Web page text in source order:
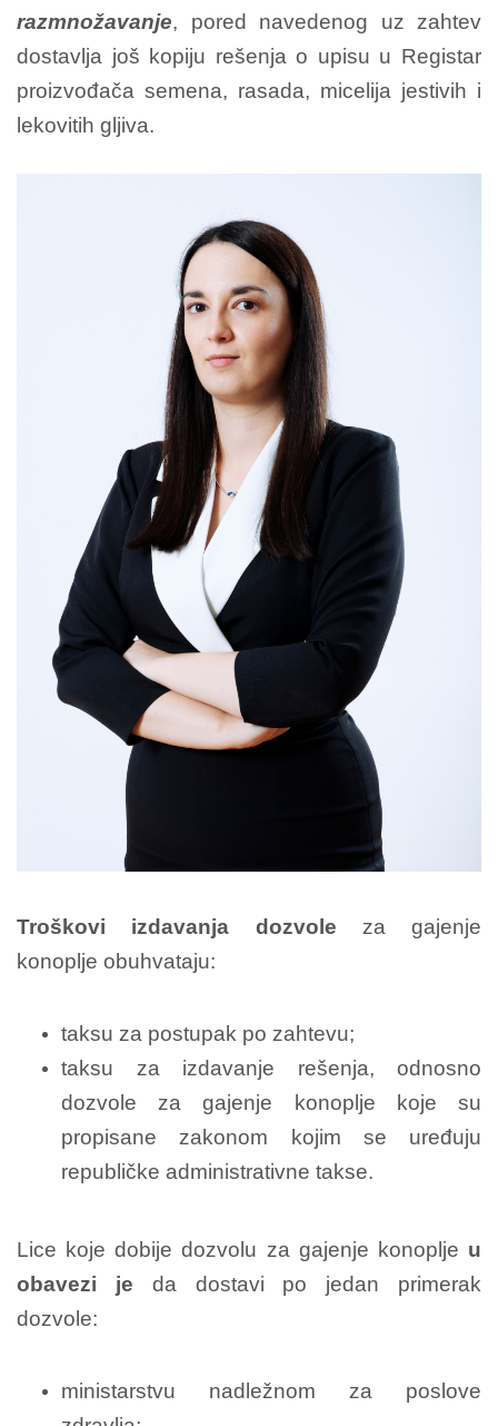
razmnožavanje, pored navedenog uz zahtev
dostavlja još kopiju rešenja o upisu u Registar
proizvođača semena, rasada, micelija jestivih i
lekovitih gljiva.
Troškovi izdavanja dozvole za gajenje
konoplje obuhvataju:
taksu za postupak po zahtevu;
taksu za izdavanje rešenja, odnosno
dozvole za gajenje konoplje koje su
propisane zakonom kojim se uređuju
republičke administrativne takse.
Lice koje dobije dozvolu za gajenje konoplje u
obavezi je da dostavi po jedan primerak
dozvole:
ministarstvu nadležnom za poslove